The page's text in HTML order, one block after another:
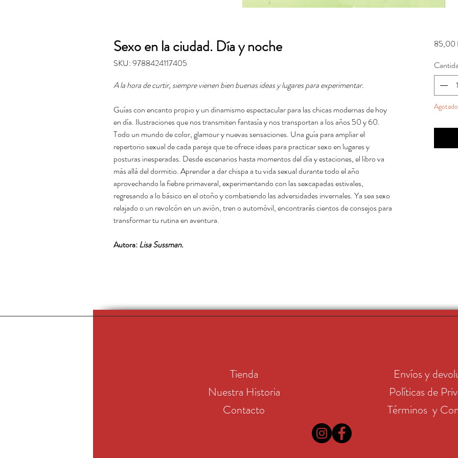
Sexo en la ciudad. Día y noche
SKU: 9788424117405
A la hora de curtir, siempre vienen bien buenas ideas y lugares para experimentar.
Guías con encanto propio y un dinamismo espectacular para las chicas modernas de hoy
en día. Ilustraciones que nos transmiten fantasía y nos transportan a los años 50 y 60.
Todo un mundo de color, glamour y nuevas sensaciones. Una guía para ampliar el
repertorio sexual de cada pareja que te ofrece ideas para practicar sexo en lugares y
posturas inesperadas. Desde escenarios hasta momentos del día y estaciones, el libro va
más allá del dormitio. Aprender a dar chispa a tu vida sexual durante todo el año
aprovechando la fiebre primaveral, experimentando con las sexcapadas estivales,
regresando a lo básico en el otoño y combatiendo las adversidades invernales. Ya sea sexo
relajado o un revolcón en un avión, tren o automóvil, encontrarás cientos de consejos para
transformar tu rutina en aventura.
Autora:Lisa Sussman.
85,00
Agotado
Tienda
Nuestra Historia
Contacto
Envíos y
Políticas de
Términos y